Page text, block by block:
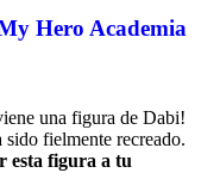
Hero Academia
una figura de Dabi!
fielmente recreado.
esta figura a tu